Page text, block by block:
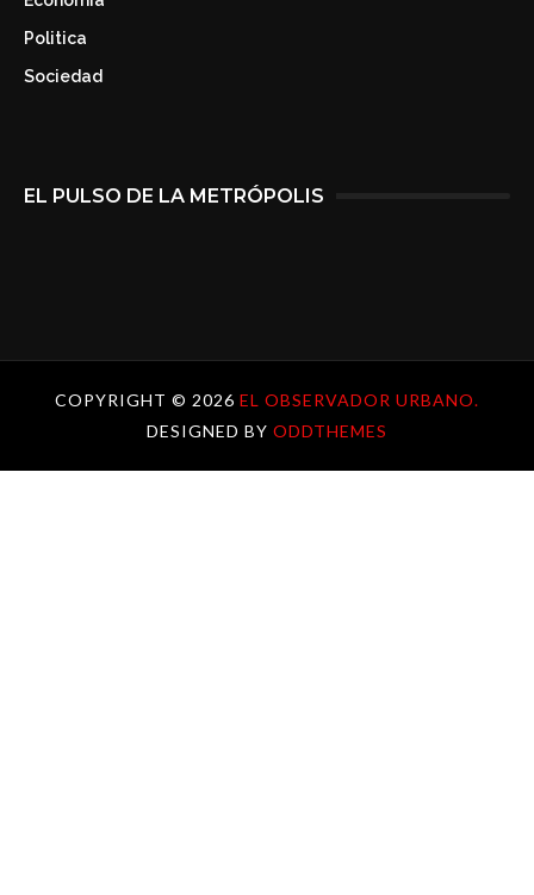
Politica
Sociedad
EL PULSO DE LA METRÓPOLIS
COPYRIGHT © 2026 EL OBSERVADOR URBANO.
DESIGNED BY ODDTHEMES